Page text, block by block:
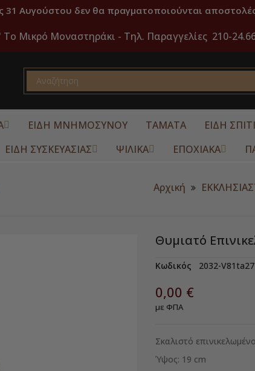
31 Αυγούστου δεν θα πραγματοποιούνται
Μικρό Μοναστηράκι - Τηλ. Παραγγελίες 210-
ΕΙΔΗ ΜΝΗΜΟΣΥΝΟΥ ΤΑΜΑΤΑ ΕΙΔΗ
ΕΙΔΗ ΣΥΣΚΕΥΑΣΙΑΣ
ΨΙΛΙΚΑ ΕΠΟΧΙΑΚΑ
Αρχική
Θυμιατό
Κωδικός 2032-
0,00 €
με ΦΠΑ
Σκαλιστό
Ύψος: 19 cm